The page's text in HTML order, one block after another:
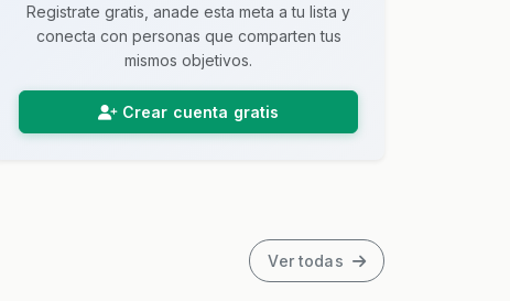
Registrate gratis, anade esta meta a tu lista y
conecta con personas que comparten tus
mismos objetivos.
Crear cuenta gratis
Ver todas